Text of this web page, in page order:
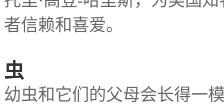
者信赖和喜爱。
虫
幼虫和它们的父母会长得一